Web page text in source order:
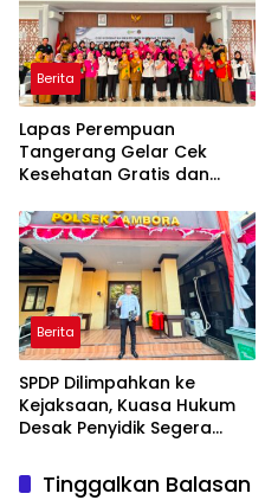
Berita
Lapas Perempuan
Tangerang Gelar Cek
Kesehatan Gratis dan
DNA bagi Petugas dan
Warga Binaan
Berita
SPDP Dilimpahkan ke
Kejaksaan, Kuasa Hukum
Desak Penyidik Segera
Pengeroyokan
Tinggalkan Balasan